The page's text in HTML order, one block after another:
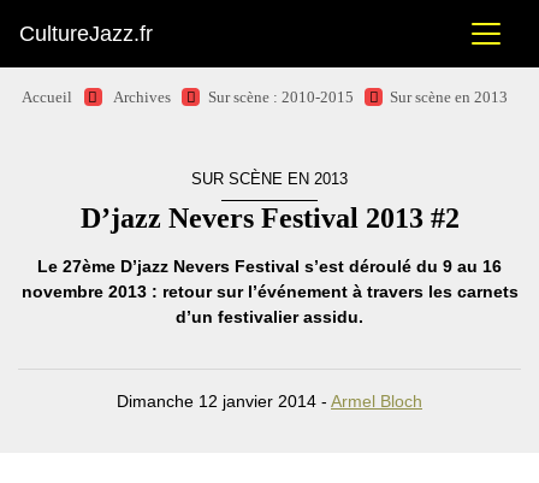
CultureJazz.fr
Accueil Archives Sur scène : 2010-2015 Sur scène en 2013
SUR SCÈNE EN 2013
D’jazz Nevers Festival 2013 #2
Le 27ème D’jazz Nevers Festival s’est déroulé du 9 au 16
novembre 2013 : retour sur l’événement à travers les carnets
d’un festivalier assidu.
Dimanche 12 janvier 2014 - Armel Bloch